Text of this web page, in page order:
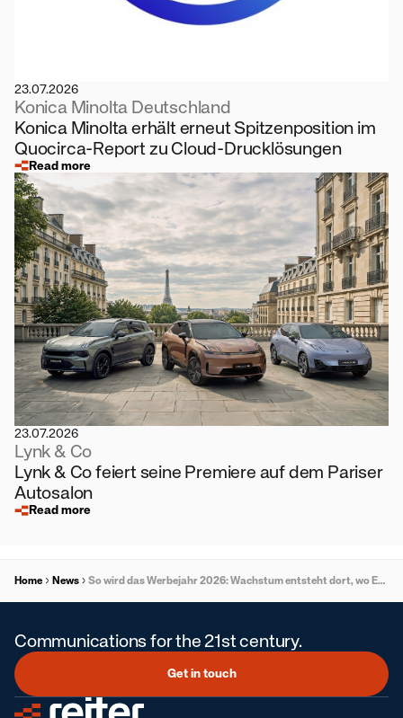
23.07.2026
Konica Minolta Deutschland
Konica Minolta erhält erneut Spitzenposition im
Quocirca-Report zu Cloud-Drucklösungen
Read more
23.07.2026
Lynk & Co
Lynk & Co feiert seine Premiere auf dem Pariser
Autosalon
Read more
Home News So wird das Werbejahr 2026: Wachstum entsteht dort, wo Entscheidungen getroffen werden
Communications for the 21st century.
Get in touch